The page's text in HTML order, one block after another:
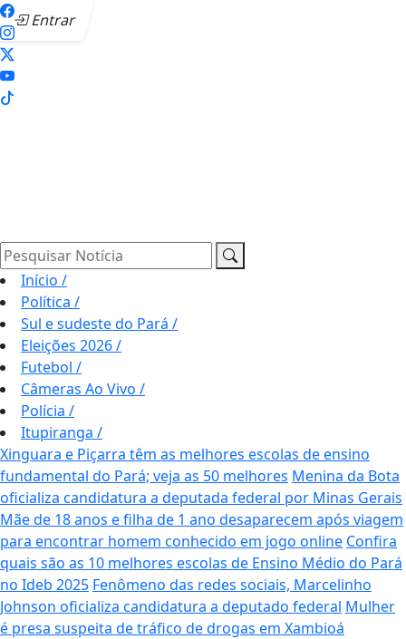
Entrar
Pesquisar Notícia
Início /
Política /
Sul e sudeste do Pará /
Eleições 2026/
Futebol /
Câmeras Ao Vivo /
Polícia /
Itupiranga /
Xinguara e Piçarra têm as melhores escolas de ensino
fundamental do Pará; veja as 50 melhores Menina da Bota
oficializa candidatura a deputada federal por Minas Gerais
Mãe de 18 anos e filha de 1 ano desaparecem após viagem
para encontrar homem conhecido em jogo online Confira
quais são as 10 melhores escolas de Ensino Médio do Pará
no Ideb 2025 Fenômeno das redes sociais, Marcelinho
Johnson oficializa candidatura a deputado federal Mulher
é presa suspeita de tráfico de drogas em Xambioá